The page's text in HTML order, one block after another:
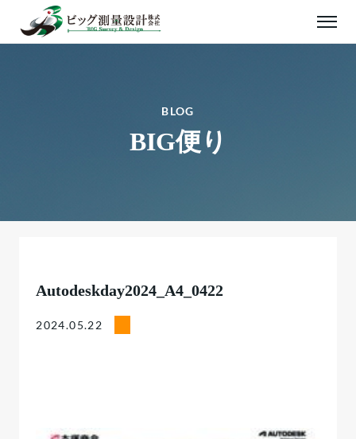
BLOG
BIG便り
Autodeskday2024_A4_0422
2024.05.22